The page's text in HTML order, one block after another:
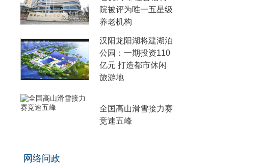
院被评为唯一五星级
养老机构
汉阳龙阳湖将建湖泊
公园：一期投资110
亿元 打造都市休闲
旅游地
全国高山滑雪接力赛
竞速五峰
网络问政